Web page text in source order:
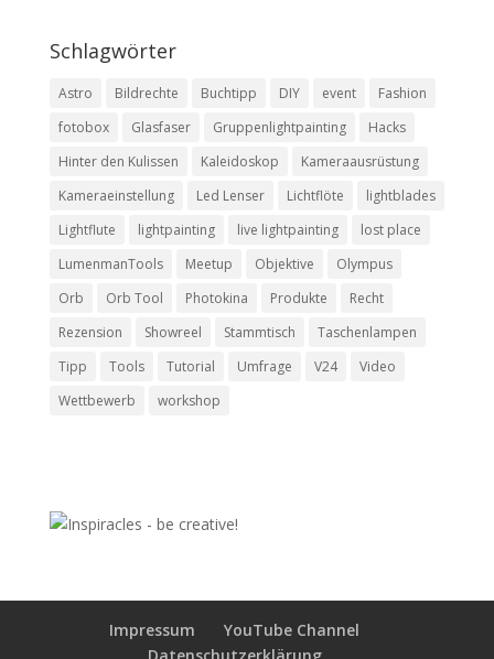
Schlagwörter
Astro Bildrechte Buchtipp DIY event
Fashion
fotobox
Glasfaser Gruppenlightpainting
Hacks
Hinter den Kulissen
Kaleidoskop
Kameraausrüstung
Kameraeinstellung
Led Lenser Lichtflöte
lightblades
Lightflute
lightpainting live lightpainting
lost place
LumenmanTools
Meetup Objektive
Olympus
Orb
Orb Tool Photokina Produkte
Recht
Rezension
Showreel Stammtisch
Taschenlampen
Tipp
Tools Tutorial Umfrage V24
Video
Wettbewerb
workshop
Impressum
YouTube Channel